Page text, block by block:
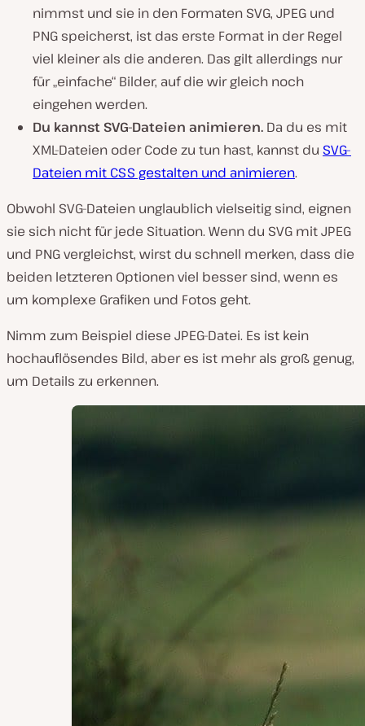
nimmst und sie in den Formaten SVG, JPEG und
PNG speicherst, ist das erste Format in der Regel
viel kleiner als die anderen. Das gilt allerdings nur
für „einfache“ Bilder, auf die wir gleich noch
eingehen werden.
Du kannst SVG-Dateien animieren. Da du es mit
XML-Dateien oder Code zu tun hast, kannst du SVG-
Dateien mit CSS gestalten und animieren.
Obwohl SVG-Dateien unglaublich vielseitig sind, eignen
sie sich nicht für jede Situation. Wenn du SVG mit JPEG
und PNG vergleichst, wirst du schnell merken, dass die
beiden letzteren Optionen viel besser sind, wenn es
um komplexe Grafiken und Fotos geht.
Nimm zum Beispiel diese JPEG-Datei. Es ist kein
hochauflösendes Bild, aber es ist mehr als groß genug,
um Details zu erkennen.